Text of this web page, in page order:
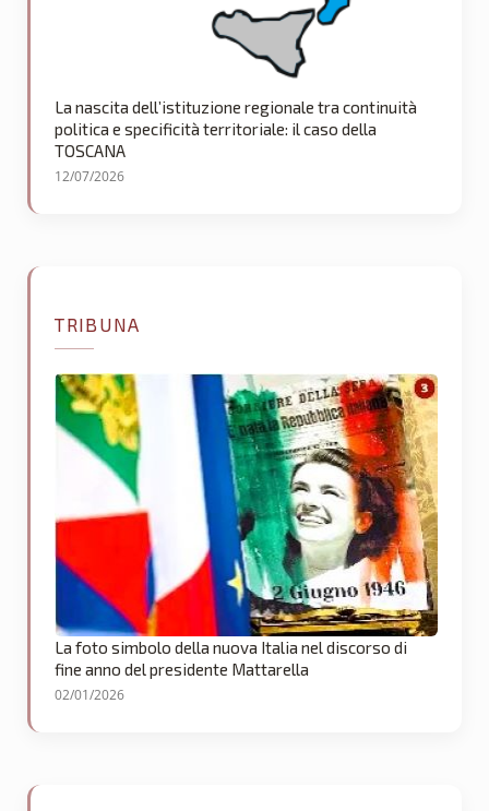
La nascita dell’istituzione regionale tra continuità
politica e specificità territoriale: il caso della
TOSCANA
12/07/2026
TRIBUNA
La foto simbolo della nuova Italia nel discorso di
fine anno del presidente Mattarella
02/01/2026